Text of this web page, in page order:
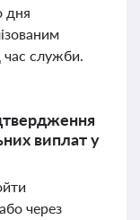
дня
служби.
виплат у
через